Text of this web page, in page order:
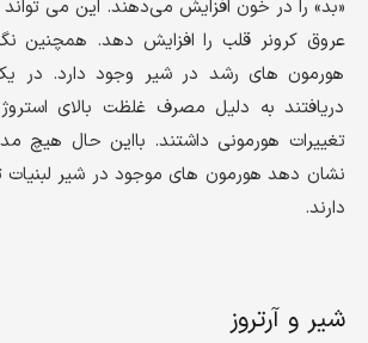
«بد» را در خون افزایش می‌دهند. این می تواند
عروق کرونر قلب را افزایش دهد. همچنین
هورمون های رشد در شیر وجود دارد. در
دریافتند به دلیل مصرف غلظت بالای
تغییرات هورمونی داشتند. بااین حال هیچ
نشان دهد هورمون های موجود در شیر لبنیات
دارند.
شیر و آرتروز